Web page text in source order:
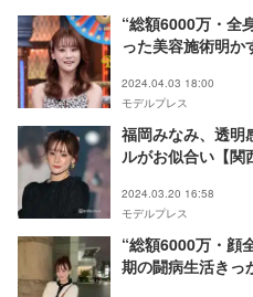
“総額6000万・全
った美容施術明か
2024.04.03 18:00
モデルプレス
福岡みなみ、透明
ルがお似合い【関
2024.03.20 16:58
モデルプレス
“総額6000万・顔
期の闘病生活きっ